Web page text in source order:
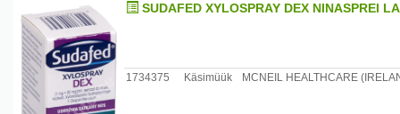
SUDAFED XYLOSPRAY DEX NINASPREI
1734375 Käsimüük MCNEIL HEALTHCARE